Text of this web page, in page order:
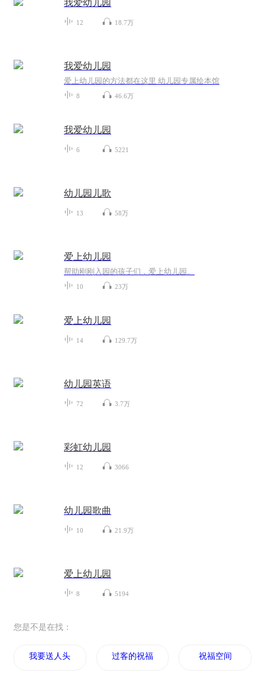
我爱幼儿园
12 18.7万
我爱幼儿园
爱上幼儿园的方法都在这里 幼儿园专属绘本馆
8 46.6万
我爱幼儿园
6 5221
幼儿园儿歌
13 58万
爱上幼儿园
帮助刚刚入园的孩子们，爱上幼儿园。
10 23万
爱上幼儿园
14 129.7万
幼儿园英语
72 3.7万
彩虹幼儿园
12 3066
幼儿园歌曲
10 21.9万
爱上幼儿园
8 5194
您是不是在找：
我要送人头 过客的祝福 祝福空间